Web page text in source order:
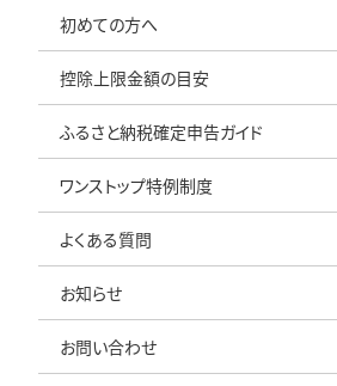
初めての方へ
控除上限金額の目安
ふるさと納税確定申告ガイド
ワンストップ特例制度
よくある質問
お知らせ
お問い合わせ